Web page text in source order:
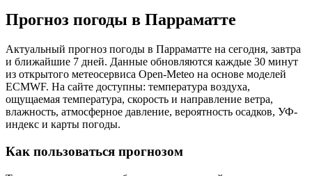
Прогноз погоды в Парраматте
Актуальный прогноз погоды в Парраматте на сегодня, завтра
и ближайшие 7 дней. Данные обновляются каждые 30 минут
из открытого метеосервиса Open-Meteo на основе моделей
ECMWF. На сайте доступны: температура воздуха,
ощущаемая температура, скорость и направление ветра,
влажность, атмосферное давление, вероятность осадков, УФ-
индекс и карты погоды.
Как пользоваться прогнозом